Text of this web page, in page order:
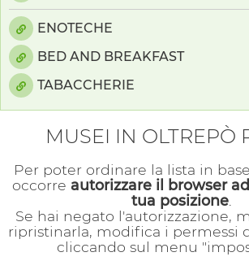
ENOTECHE
BED AND BREAKFAST
TABACCHERIE
MUSEI IN OLTREPÒ
Per poter ordinare la lista in
occorre autorizzare il browser
tua posizione
Se hai negato l'autorizzazione,
ripristinarla, modifica i permessi
cliccando sul menu